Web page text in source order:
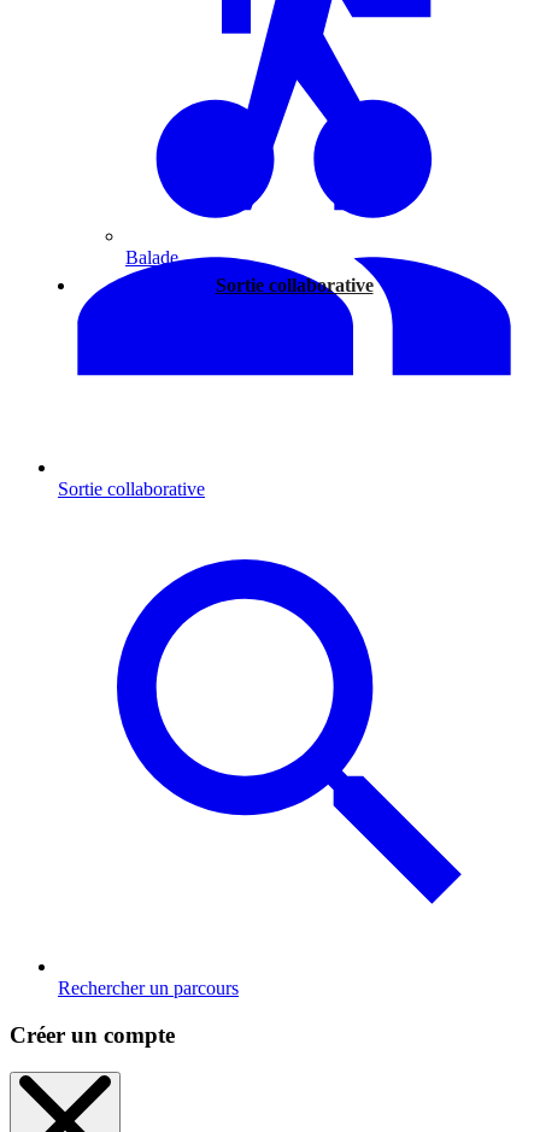
Balade
Sortie collaborative
Sortie collaborative
Rechercher un parcours
Créer un compte